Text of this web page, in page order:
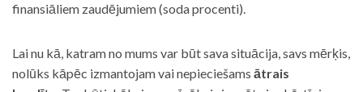
finansiāliem zaudējumiem (soda procenti).
Lai nu kā, katram no mums var būt sava situācija, savs mērķis,
nolūks kāpēc izmantojam vai nepieciešams ātrais